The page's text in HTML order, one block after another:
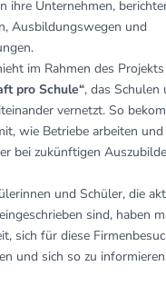
ihre Unternehmen,
Ausbildungswegen und
im Rahmen des Projekts
pro Schule“, das Schulen
vernetzt. So
wie Betriebe arbeiten
bei zukünftigen
und Schüler, die
sind, haben
sich für diese
und sich so zu